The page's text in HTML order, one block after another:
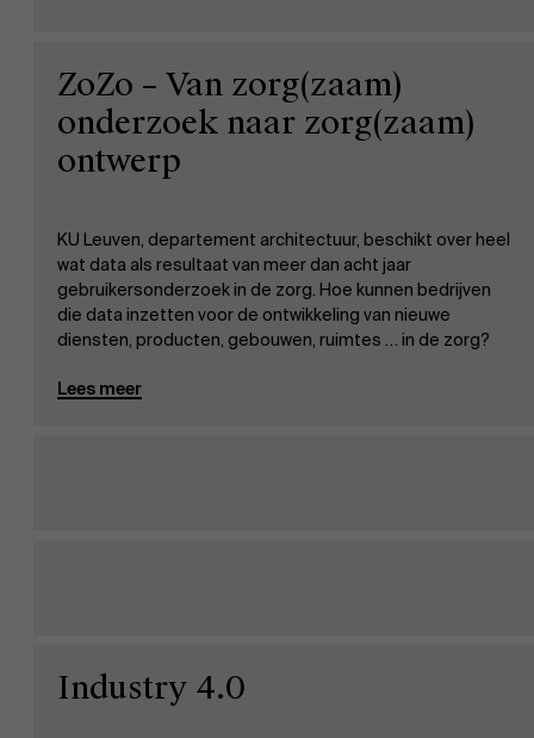
Ontdek onze faculty
ZoZo – Van zorg(zaam)
onderzoek naar zorg(zaam)
ontwerp
KU Leuven, departement architectuur, beschikt over heel
wat data als resultaat van meer dan acht jaar
gebruikersonderzoek in de zorg. Hoe kunnen bedrijven
die data inzetten voor de ontwikkeling van nieuwe
diensten, producten, gebouwen, ruimtes … in de zorg?
Lees meer
Industry 4.0